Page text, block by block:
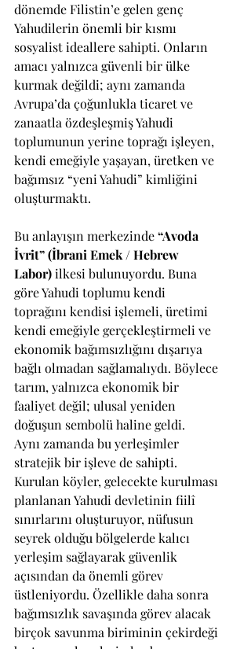
dönemde Filistin’e gelen genç
Yahudilerin önemli bir kısmı
sosyalist ideallere sahipti. Onların
amacı yalnızca güvenli bir ülke
kurmak değildi; aynı zamanda
Avrupa’da çoğunlukla ticaret ve
zanaatla özdeşleşmiş Yahudi
toplumunun yerine toprağı işleyen,
kendi emeğiyle yaşayan, üretken ve
bağımsız “yeni Yahudi” kimliğini
oluşturmaktı.
Bu anlayışın merkezinde “Avoda
İvrit” (İbrani Emek / Hebrew
Labor) ilkesi bulunuyordu. Buna
göre Yahudi toplumu kendi
toprağını kendisi işlemeli, üretimi
kendi emeğiyle gerçekleştirmeli ve
ekonomik bağımsızlığını dışarıya
bağlı olmadan sağlamalıydı. Böylece
tarım, yalnızca ekonomik bir
faaliyet değil; ulusal yeniden
doğuşun sembolü haline geldi.
Aynı zamanda bu yerleşimler
stratejik bir işleve de sahipti.
Kurulan köyler, gelecekte kurulması
planlanan Yahudi devletinin fiilî
sınırlarını oluşturuyor, nüfusun
seyrek olduğu bölgelerde kalıcı
yerleşim sağlayarak güvenlik
açısından da önemli görev
üstleniyordu. Özellikle daha sonra
bağımsızlık savaşında görev alacak
birçok savunma biriminin çekirdeği